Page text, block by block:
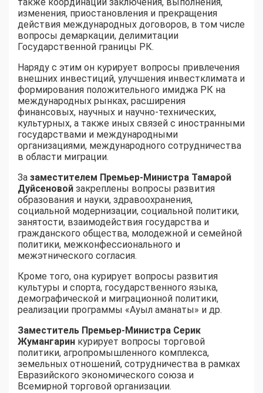
также координации заключения, выполнения,
изменения, приостановления и прекращения
действия международных договоров, в том числе
вопросы демаркации, делимитации
Государственной границы РК.
Наряду с этим он курирует вопросы привлечения
внешних инвестиций, улучшения инвестклимата и
формирования положительного имиджа РК на
международных рынках, расширения
финансовых, научных и научно-технических,
культурных, а также иных связей с иностранными
государствами и международными
организациями, международного сотрудничества
в области миграции.
За заместителем Премьер-Министра Тамарой
Дуйсеновой закреплены вопросы развития
образования и науки, здравоохранения,
социальной модернизации, социальной политики,
занятости, взаимодействия государства и
гражданского общества, молодежной и семейной
политики, межконфессионального и
межэтнического согласия.
Кроме того, она курирует вопросы развития
культуры и спорта, государственного языка,
демографической и миграционной политики,
реализации программы «Ауыл аманаты» и др.
Заместитель Премьер-Министра Серик
Жумангарин курирует вопросы торговой
политики, агропромышленного комплекса,
земельных отношений, сотрудничества в рамках
Евразийского экономического союза и
Всемирной торговой организации.